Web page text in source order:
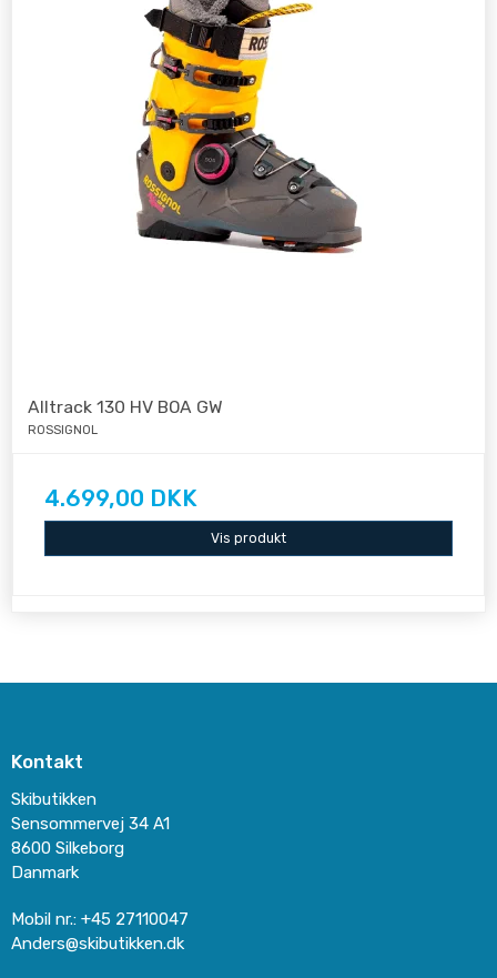
Alltrack 130 HV BOA GW
ROSSIGNOL
4.699,00 DKK
Vis produkt
Kontakt
Skibutikken
Sensommervej 34 A1
8600 Silkeborg
Danmark
Mobil nr.: +45 27110047
Anders@skibutikken.dk